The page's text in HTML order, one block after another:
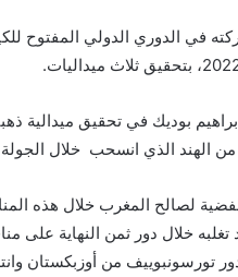
الهند الذي انسحب خلال الجولة
لصالح المغرب خلال هذه
بعد تغلبه خلال دور ثمن النهاية
تورسونبوييف من أوزبكستان